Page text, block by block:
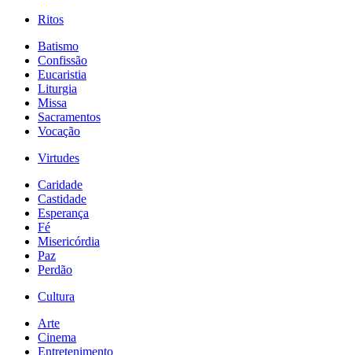
Ritos
Batismo
Confissão
Eucaristia
Liturgia
Missa
Sacramentos
Vocação
Virtudes
Caridade
Castidade
Esperança
Fé
Misericórdia
Paz
Perdão
Cultura
Arte
Cinema
Entretenimento